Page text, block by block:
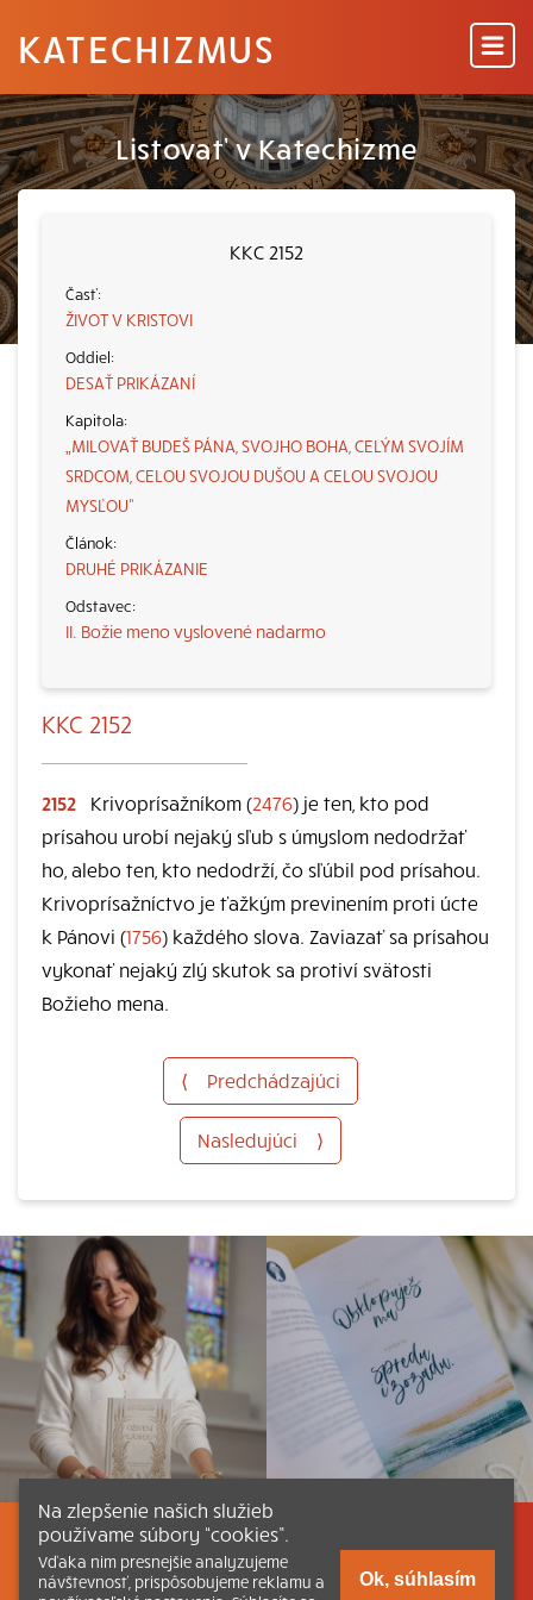
KATECHIZMUS
Listovať v Katechizme
KKC 2152
ŽIVOT V KRISTOVI
DESAŤ PRIKÁZANÍ
„MILOVAŤ BUDEŠ PÁNA, SVOJHO BOHA, CELÝM SVOJÍM
SRDCOM, CELOU SVOJOU DUŠOU A CELOU SVOJOU
MYSĽOU“
DRUHÉ PRIKÁZANIE
II. Božie meno vyslovené nadarmo
KKC 2152
2152 Krivoprísažníkom (2476) je ten, kto pod
prísahou urobí nejaký sľub s úmyslom nedodržať
ho, alebo ten, kto nedodrží, čo sľúbil pod prísahou.
Krivoprísažníctvo je ťažkým previnením proti úcte
k Pánovi (1756) každého slova. Zaviazať sa prísahou
vykonať nejaký zlý skutok sa protiví svätosti
Božieho mena.
⟨ Predchádzajúci
Nasledujúci ⟩
Listovať Obsah Dokumenty a články
Na zlepšenie našich služieb
používame súbory “cookies”.
Vďaka nim presnejšie analyzujeme
návštevnosť, prispôsobujeme reklamu a
Ok, súhlasím